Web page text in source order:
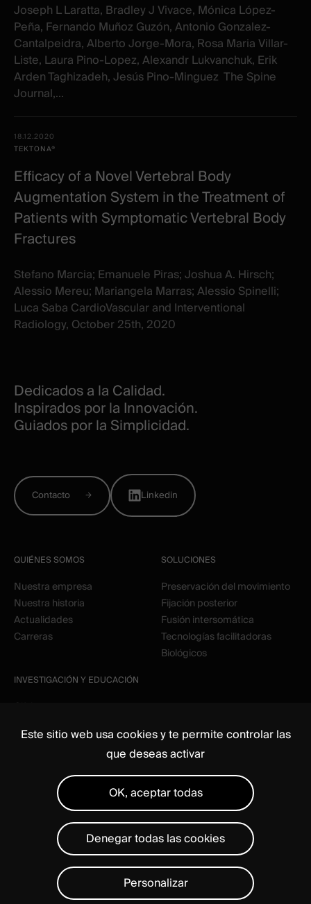
Joseph L Laratta, Bradley J Vivace, Mónica López-
Peña, Fernando Muñoz Guzón, Antonio Gonzalez-
Cantalpeidra, Alberto Jorge-Mora, Rosa Maria Villar-
Liste, Laura Pino-Lopez, Alexandr Lukvanchuk, Erik
Arden Taghizadeh, Jesús Pino-Minguez The Spine
Journal,...
18.12.2020
TEKTONA®
Efficacy of a Novel Vertebral Body
Augmentation System in the Treatment of
Patients with Symptomatic Vertebral Body
Fractures
Stefano Marcia; Emanuele Piras; Joshua A. Hirsch;
Alessio Mereu; Mariangela Marras; Alessio Spinelli;
Luca Saba CardioVascular and Interventional
Radiology, October 25th, 2020
Dedicados a la Calidad.
Inspirados por la Innovación.
Guiados por la Simplicidad.
Contacto Linkedin
QUIÉNES SOMOS
Nuestra empresa
Nuestra historia
Actualidades
Carreras
SOLUCIONES
Preservación del movimiento
Fijación posterior
Fusión intersomática
Tecnologías facilitadoras
Biológicos
INVESTIGACIÓN Y EDUCACIÓN
Recursos multimediaAsuntos regulatoriosAviso legal
Administrar cookiesDeclaración de privacidad
Este sitio web usa cookies y te permite controlar las
que deseas activar
OK, aceptar todas
Denegar todas las cookies
Personalizar